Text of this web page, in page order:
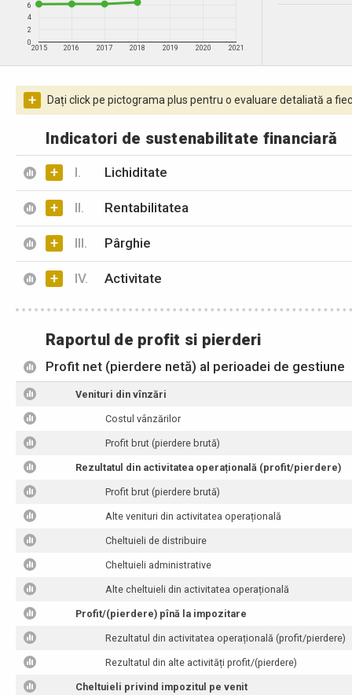
2015 2016 2017 2018 2019 2020 2021
0
2
4
6
+ Dați click pe pictograma plus pentru o evaluare detaliată a
Indicatori de sustenabilitate financiară
+ I. Lichiditate
+ II. Rentabilitatea
+ III. Pârghie
+ IV. Activitate
Raportul de profit si pierderi
Profit net (pierdere netă) al perioadei de gestiune
Venituri din vînzări
Costul vânzărilor
Profit brut (pierdere brută)
Rezultatul din activitatea operațională (profit/pierdere)
Profit brut (pierdere brută)
Alte venituri din activitatea operațională
Cheltuieli de distribuire
Cheltuieli administrative
Alte cheltuieli din activitatea operațională
Profit/(pierdere) pînă la impozitare
Rezultatul din activitatea operațională (profit/pierdere)
Rezultatul din alte activități profit/(pierdere)
Cheltuieli privind impozitul pe venit